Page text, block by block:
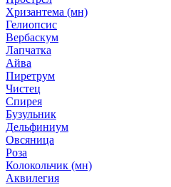
Хризантема (мн)
Гелиопсис
Вербаскум
Лапчатка
Айва
Пиретрум
Чистец
Спирея
Бузульник
Дельфиниум
Овсяница
Роза
Колокольчик (мн)
Аквилегия